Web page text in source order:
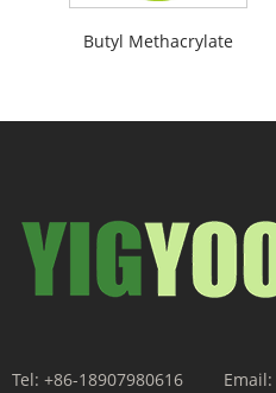
Butyl Methacrylate
Tel: +86-18907980616 Email: